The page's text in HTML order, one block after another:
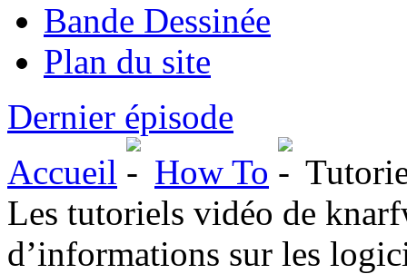
Bande Dessinée
Plan du site
Dernier épisode
Accueil
How To
Les tutoriels vidéo de
d’informations sur les